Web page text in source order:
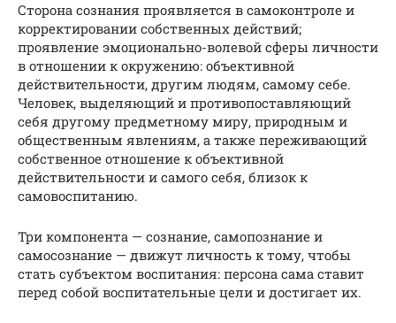
Сторона сознания проявляется в самоконтроле и
корректировании собственных действий;
проявление эмоционально-волевой сферы личности
в отношении к окружению: объективной
действительности, другим людям, самому себе.
Человек, выделяющий и противопоставляющий
себя другому предметному миру, природным и
общественным явлениям, а также переживающий
собственное отношение к объективной
действительности и самого себя, близок к
самовоспитанию.
Три компонента — сознание, самопознание и
самосознание — движут личность к тому, чтобы
стать субъектом воспитания: персона сама ставит
перед собой воспитательные цели и достигает их.